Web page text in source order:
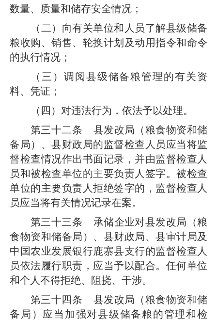
数量、质量和储存安全情况；
（二） 向有关单位和人员了解县级储备
粮收购、销售、轮换计划及动用指令和命令
的执行情况；
（三） 调阅 县级储备粮管理的有关资
料、凭证；
（四） 对违法行为，依法予以处理。
第三十二条
县发改局 （粮食物资和储
备局）
、 县财政局的监督检查人员应当将监
督检查情况作出书面记录，并由监督检查人
员和被检查单位的主要负责人签字。被检查
单位的主要负责人拒绝签字的，监督检查人
员应当将有关情况记录在案。
第三十三条
承储企业对县发改局 （粮
食物资和储备局）、县财政局、 县审计局及
中国农业发展银行鹿寨县支行的监督检查人
员依法履行职责，应当予以配合。任何单位
和个人不得拒绝、阻挠、干涉。
第三十四条
县发改局 （粮食物资和储
备局） 应当加强对县级储备粮的管理和检